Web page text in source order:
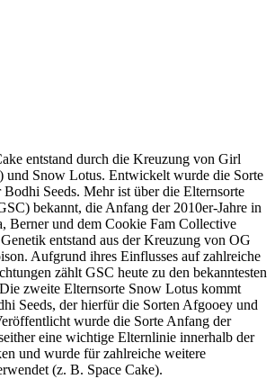
entstand durch die Kreuzung von Girl
und Snow Lotus. Entwickelt wurde die Sorte
Seeds. Mehr ist über die Elternsorte
bekannt, die Anfang der 2010er-Jahre in
Berner und dem Cookie Fam Collective
entstand aus der Kreuzung von OG
Aufgrund ihres Einflusses auf zahlreiche
zählt GSC heute zu den bekanntesten
zweite Elternsorte Snow Lotus kommt
Seeds, der hierfür die Sorten Afgooey und
wurde die Sorte Anfang der
eine wichtige Elternlinie innerhalb der
und wurde für zahlreiche weitere
(z. B. Space Cake).